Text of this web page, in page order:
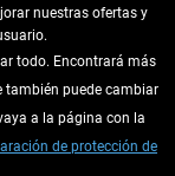
nuestras ofertas y
todo. Encontrará más
también puede cambiar
a la página con la
de protección de